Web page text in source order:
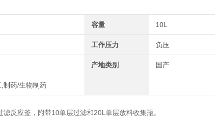
容量 10L
工作压力 负压
产地类别 国产
制药/生物制药
滤反应釜，附带10单层过滤和20L单层放料收集瓶。